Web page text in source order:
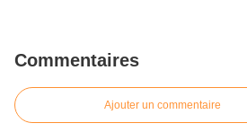
Commentaires
Ajouter un commentaire